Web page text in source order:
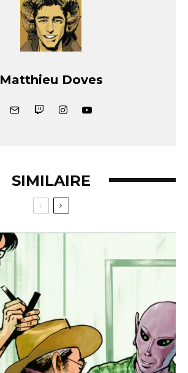
Matthieu Doves
SIMILAIRE